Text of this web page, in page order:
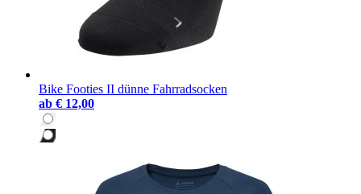
Bike Footies II dünne Fahrradsocken
ab € 12,00